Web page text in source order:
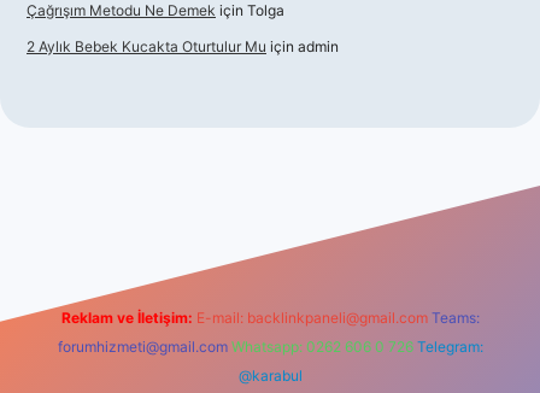
Çağrışım Metodu Ne Demek için Tolga
2 Aylık Bebek Kucakta Oturtulur Mu için admin
Reklam ve İletişim: E-mail: backlinkpaneli@gmail.com Teams:
forumhizmeti@gmail.com Whatsapp: 0262 606 0 726 Telegram:
@karabul